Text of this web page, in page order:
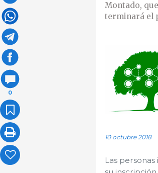
0
Montado,
terminará el
10 octubre 2018
Las